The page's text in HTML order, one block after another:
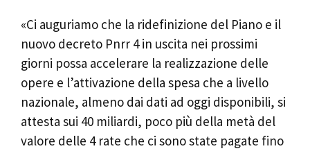
«Ci auguriamo che la ridefinizione del Piano e il
nuovo decreto Pnrr 4 in uscita nei prossimi
giorni possa accelerare la realizzazione delle
opere e l’attivazione della spesa che a livello
nazionale, almeno dai dati ad oggi disponibili, si
attesta sui 40 miliardi, poco più della metà del
valore delle 4 rate che ci sono state pagate fino